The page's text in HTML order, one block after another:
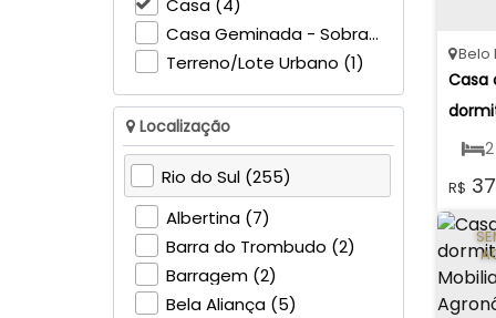
Casa (4)
Casa Geminada - Sobrado (1)
Terreno/Lote Urbano (1)
Localização
Rio do Sul (255)
Albertina (7)
Barra do Trombudo (2)
Barragem (2)
Bela Aliança (5)
Casa
R$
Belo
2
1
27